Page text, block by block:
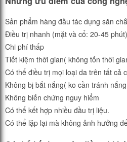
Sản phẩm hàng đầu tác dụng săn
Điều trị nhanh (mặt và cổ: 20-45 phút)
Chi phí thấp
Tiết kiệm thời gian( không tốn thời
Có thể điều trị mọi loại da trên tất cả
Không bị bắt nắng( ko cần tránh
Không biến chứng nguy hiểm
Có thể kết hợp nhiều đầu trị liệu.
Có thể lặp lại mà không ảnh hưởng